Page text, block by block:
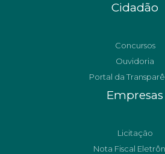
Cidadão
Concursos
Ouvidoria
Portal da
Empresas
Licitação
Nota Fiscal